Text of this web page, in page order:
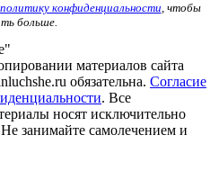
политику конфиденциальности, чтобы
больше.
материалов сайта
обязательна. Согласие
. Все
носят исключительно
занимайте самолечением и